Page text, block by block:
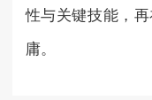
性与关键技能，
庸。